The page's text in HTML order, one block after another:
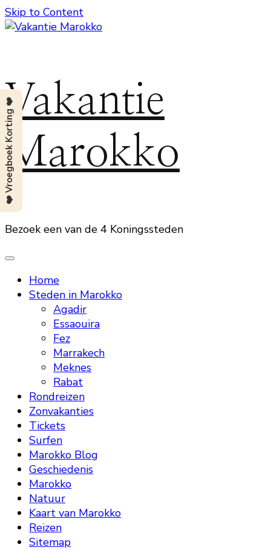
Skip to Content
Vakantie
Marokko
Bezoek een van de 4 Koningssteden
Home
Steden in Marokko
Agadir
Essaouira
Fez
Marrakech
Meknes
Rabat
Rondreizen
Zonvakanties
Tickets
Surfen
Marokko Blog
Geschiedenis
Marokko
Natuur
Kaart van Marokko
Reizen
Sitemap
❤️ Vroegboek Korting ❤️